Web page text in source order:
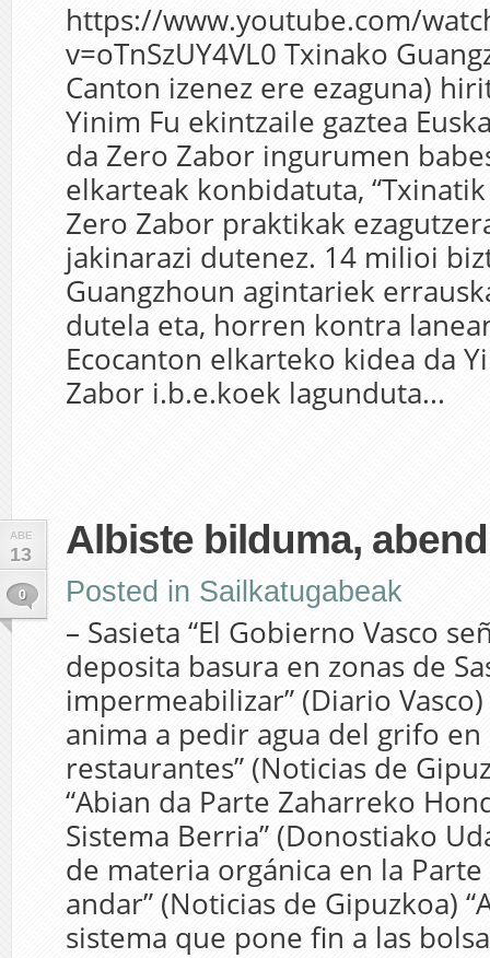
https://www.youtube.com/
v=oTnSzUY4VL0 Txinako
Canton izenez ere ezaguna)
Yinim Fu ekintzaile gaztea
da Zero Zabor ingurumen
elkarteak konbidatuta,
Zero Zabor praktikak
jakinarazi dutenez. 14 milioi
Guangzhoun agintariek
dutela eta, horren kontra
Ecocanton elkarteko kidea da
Zabor i.b.e.koek lagunduta...
ABE
13
0
Albiste bilduma,
Posted in Sailkatugabeak
– Sasieta “El Gobierno Vasco
deposita basura en zonas de
impermeabilizar” (Diario
anima a pedir agua del grifo en
restaurantes” (Noticias de
“Abian da Parte Zaharreko
Sistema Berria” (Donostiako
de materia orgánica en la Parte
andar” (Noticias de Gipuzkoa)
sistema que pone fin a las